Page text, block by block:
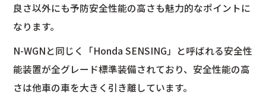
良さ以外にも予防安全性能の高さも魅力的なポイントに
なります。
N-WGNと同じく「Honda SENSING」と呼ばれる安全性
能装置が全グレード標準装備されており、安全性能の高
さは他車の車を大きく引き離しています。